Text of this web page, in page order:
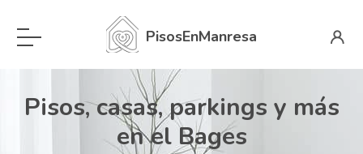
PisosEnManresa
Pisos, casas, parkings y más
en el Bages